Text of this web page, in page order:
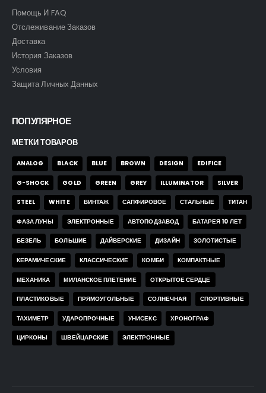
Помощь И FAQ
Отслеживание Заказов
Доставка
История Заказов
Условия
Защита Личных Данных
ПОПУЛЯРНОЕ
МЕТКИ ТОВАРОВ
ANALOG BLACK BLUE BROWN DESIGN EDIFICE
G-SHOCK GOLD GREEN GREY ILLUMINATOR SILVER
STEEL WHITE ВИНТАЖ САПФИРОВОЕ СТАЛЬНЫЕ ТИТАН
ФАЗА ЛУНЫ ЭЛЕКТРОННЫЕ АВТОПОДЗАВОД БАТАРЕЯ 10 ЛЕТ
БЕЗЕЛЬ БОЛЬШИЕ ДАЙВЕРСКИЕ ДИЗАЙН ЗОЛОТИСТЫЕ
КЕРАМИЧЕСКИЕ КЛАССИЧЕСКИЕ КОМБИ КОМПАКТНЫЕ
МЕХАНИКА МИЛАНСКОЕ ПЛЕТЕНИЕ ОТКРЫТОЕ СЕРДЦЕ
ПЛАСТИКОВЫЕ ПРЯМОУГОЛЬНЫЕ СОЛНЕЧНАЯ СПОРТИВНЫЕ
ТАХИМЕТР УДАРОПРОЧНЫЕ УНИСЕКС ХРОНОГРАФ
ЦИРКОНЫ ШВЕЙЦАРСКИЕ ЭЛЕКТРОННЫЕ